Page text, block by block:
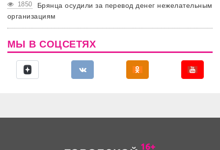
1850
Брянца осудили за перевод денег нежелательным
организациям
МЫ В СОЦСЕТЯХ